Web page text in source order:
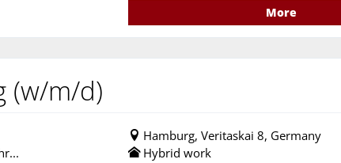
More
(w/m/d)
Hamburg, Veritaskai 8, Germany
Hybrid work